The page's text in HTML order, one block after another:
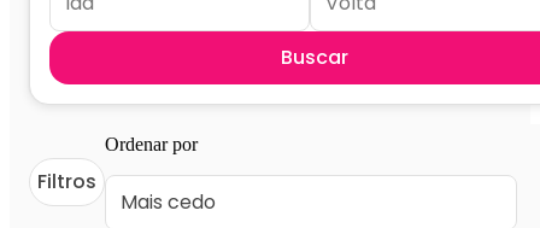
Buscar
Filtros
Ordenar por